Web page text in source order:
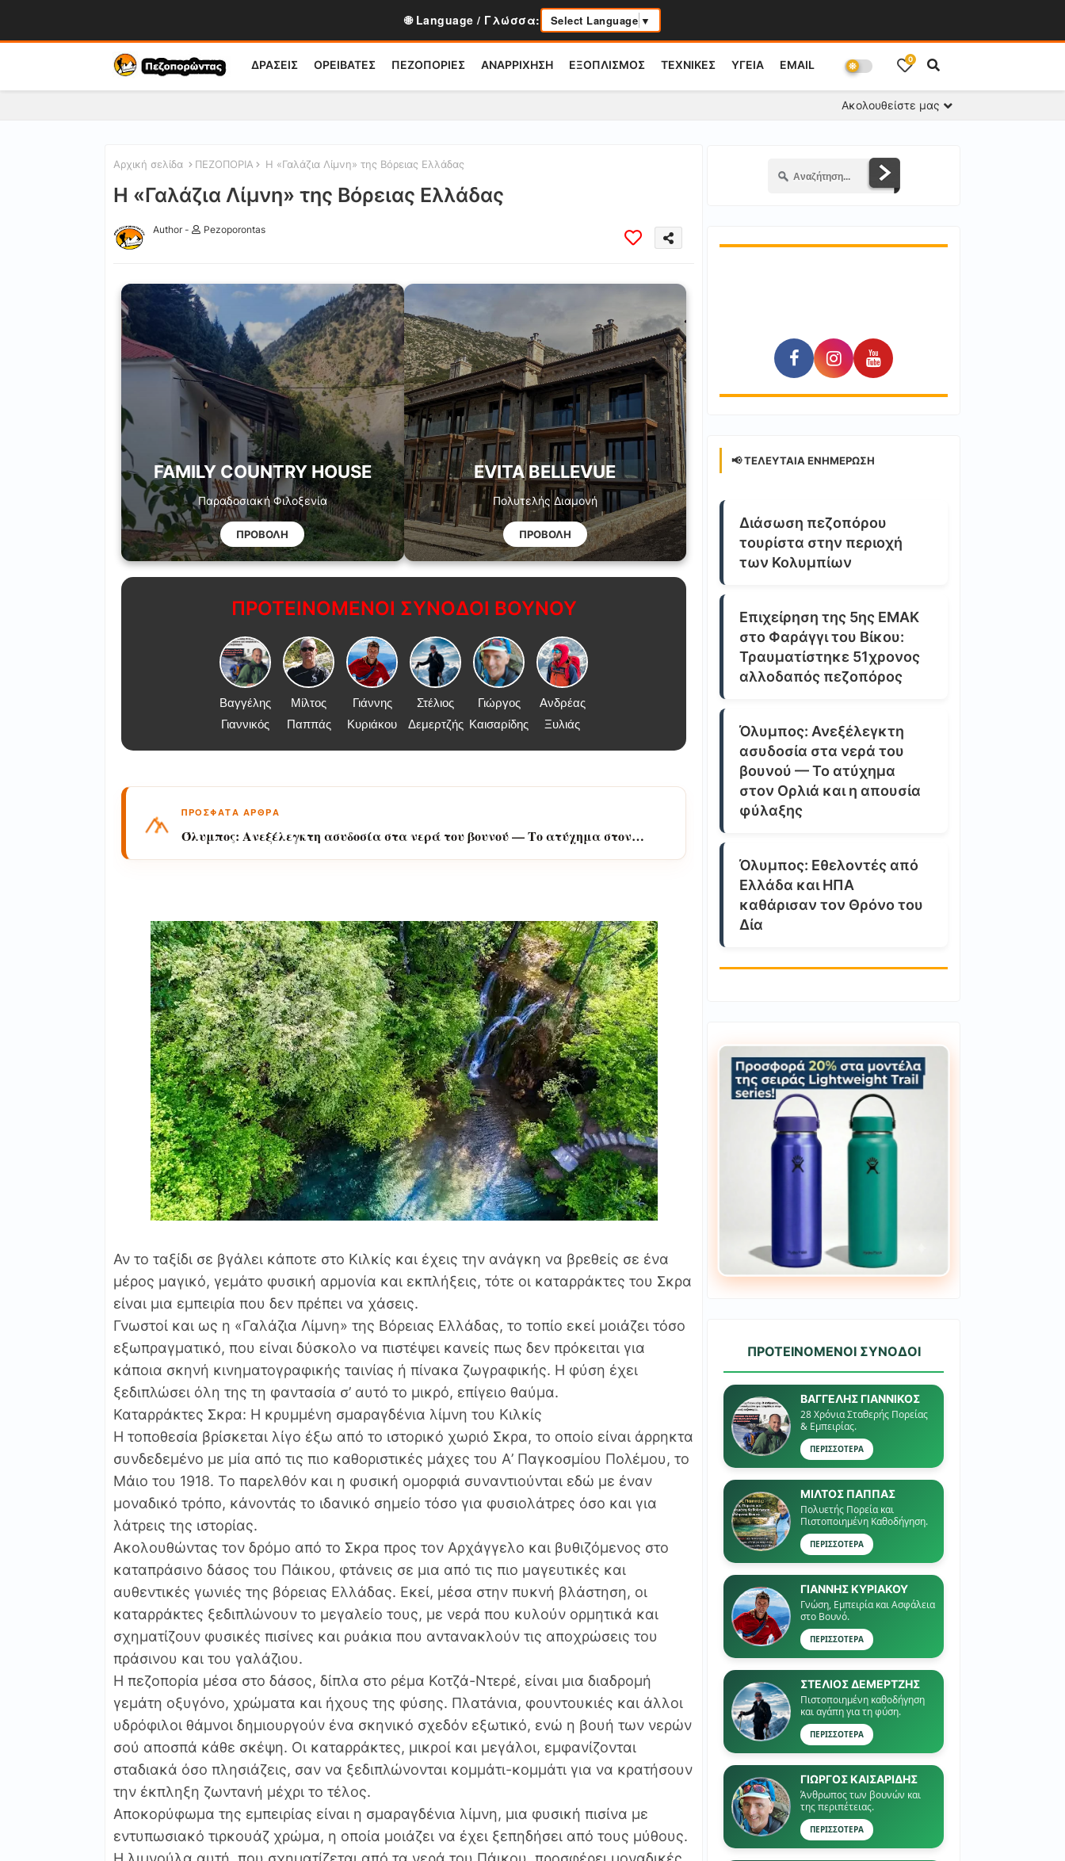
🌐 Language / Γλώσσα: Select Language ▼
ΔΡΑΣΕΙΣ ΟΡΕΙΒΑΤΕΣ ΠΕΖΟΠΟΡΙΕΣ ΑΝΑΡΡΙΧΗΣΗ ΕΞΟΠΛΙΣΜΟΣ ΤΕΧΝΙΚΕΣ ΥΓΕΙΑ EMAIL 0
Ακολουθείστε μας
Αρχική σελίδα ΠΕΖΟΠΟΡΙΑ Η «Γαλάζια Λίμνη» της Βόρειας Ελλάδας
Η «Γαλάζια Λίμνη» της Βόρειας Ελλάδας
Author - Pezoporontas
FAMILY COUNTRY HOUSE
Παραδοσιακή Φιλοξενία
ΠΡΟΒΟΛΗ
EVITA BELLEVUE
Πολυτελής Διαμονή
ΠΡΟΒΟΛΗ
ΠΡΟΤΕΙΝΟΜΕΝΟΙ ΣΥΝΟΔΟΙ ΒΟΥΝΟΥ
Βαγγέλης
Γιαννικός
Μίλτος
Παππάς
Γιάννης
Κυριάκου
Στέλιος
Δεμερτζής
Γιώργος
Καισαρίδης
Ανδρέας
Ξυλιάς
ΠΡΟΣΦΑΤΑ ΑΡΘΡΑ
Όλυμπος: Εθελοντές από Ελλάδα και ΗΠΑ καθάρισαν τον Θρόνο του Δία
Αν το ταξίδι σε βγάλει κάποτε στο Κιλκίς και έχεις την ανάγκη να βρεθείς σε ένα
μέρος μαγικό, γεμάτο φυσική αρμονία και εκπλήξεις, τότε οι καταρράκτες του Σκρα
είναι μια εμπειρία που δεν πρέπει να χάσεις.
Γνωστοί και ως η «Γαλάζια Λίμνη» της Βόρειας Ελλάδας, το τοπίο εκεί μοιάζει τόσο
εξωπραγματικό, που είναι δύσκολο να πιστέψει κανείς πως δεν πρόκειται για
κάποια σκηνή κινηματογραφικής ταινίας ή πίνακα ζωγραφικής. Η φύση έχει
ξεδιπλώσει όλη της τη φαντασία σ’ αυτό το μικρό, επίγειο θαύμα.
Καταρράκτες Σκρα: Η κρυμμένη σμαραγδένια λίμνη του Κιλκίς
Η τοποθεσία βρίσκεται λίγο έξω από το ιστορικό χωριό Σκρα, το οποίο είναι άρρηκτα
συνδεδεμένο με μία από τις πιο καθοριστικές μάχες του Α’ Παγκοσμίου Πολέμου, το
Μάιο του 1918. Το παρελθόν και η φυσική ομορφιά συναντιούνται εδώ με έναν
μοναδικό τρόπο, κάνοντάς το ιδανικό σημείο τόσο για φυσιολάτρες όσο και για
λάτρεις της ιστορίας.
Ακολουθώντας τον δρόμο από το Σκρα προς τον Αρχάγγελο και βυθιζόμενος στο
καταπράσινο δάσος του Πάικου, φτάνεις σε μια από τις πιο μαγευτικές και
αυθεντικές γωνιές της βόρειας Ελλάδας. Εκεί, μέσα στην πυκνή βλάστηση, οι
καταρράκτες ξεδιπλώνουν το μεγαλείο τους, με νερά που κυλούν ορμητικά και
σχηματίζουν φυσικές πισίνες και ρυάκια που αντανακλούν τις αποχρώσεις του
πράσινου και του γαλάζιου.
Η πεζοπορία μέσα στο δάσος, δίπλα στο ρέμα Κοτζά-Ντερέ, είναι μια διαδρομή
γεμάτη οξυγόνο, χρώματα και ήχους της φύσης. Πλατάνια, φουντουκιές και άλλοι
υδρόφιλοι θάμνοι δημιουργούν ένα σκηνικό σχεδόν εξωτικό, ενώ η βουή των νερών
σού αποσπά κάθε σκέψη. Οι καταρράκτες, μικροί και μεγάλοι, εμφανίζονται
σταδιακά όσο πλησιάζεις, σαν να ξεδιπλώνονται κομμάτι-κομμάτι για να κρατήσουν
την έκπληξη ζωντανή μέχρι το τέλος.
Αποκορύφωμα της εμπειρίας είναι η σμαραγδένια λίμνη, μια φυσική πισίνα με
εντυπωσιακό τιρκουάζ χρώμα, η οποία μοιάζει να έχει ξεπηδήσει από τους μύθους.
📢 ΤΕΛΕΥΤΑΊΑ ΕΝΗΜΈΡΩΣΗ
Διάσωση πεζοπόρου
τουρίστα στην περιοχή
των Κολυμπίων
Επιχείρηση της 5ης ΕΜΑΚ
στο Φαράγγι του Βίκου:
Τραυματίστηκε 51χρονος
αλλοδαπός πεζοπόρος
Όλυμπος: Ανεξέλεγκτη
ασυδοσία στα νερά του
βουνού — Το ατύχημα
στον Ορλιά και η απουσία
φύλαξης
Όλυμπος: Εθελοντές από
Ελλάδα και ΗΠΑ
καθάρισαν τον Θρόνο του
Δία
ΠΡΟΤΕΙΝΟΜΕΝΟΙ ΣΥΝΟΔΟΙ
ΒΑΓΓΕΛΗΣ ΓΙΑΝΝΙΚΟΣ
28 Χρόνια Σταθερής Πορείας
& Εμπειρίας.
ΠΕΡΙΣΣΟΤΕΡΑ
ΜΙΛΤΟΣ ΠΑΠΠΑΣ
Πολυετής Πορεία και
Πιστοποιημένη Καθοδήγηση.
ΠΕΡΙΣΣΟΤΕΡΑ
ΓΙΑΝΝΗΣ ΚΥΡΙΑΚΟΥ
Γνώση, Εμπειρία και Ασφάλεια
στο Βουνό.
ΠΕΡΙΣΣΟΤΕΡΑ
ΣΤΕΛΙΟΣ ΔΕΜΕΡΤΖΗΣ
Πιστοποιημένη καθοδήγηση
και αγάπη για τη φύση.
ΠΕΡΙΣΣΟΤΕΡΑ
ΓΙΏΡΓΟΣ ΚΑΙΣΑΡΙΔΗΣ
Άνθρωπος των βουνών και
της περιπέτειας.
ΠΕΡΙΣΣΟΤΕΡΑ